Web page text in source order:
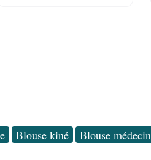
Blouse kiné Blouse médecin